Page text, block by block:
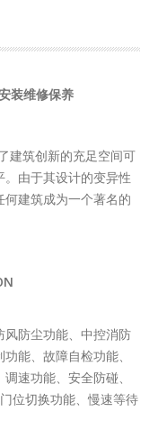
装维修保养
建筑创新的充足空间可
由于其设计的变异性
建筑成为一个著名的
防尘功能、中控消防
能、故障自检功能、
速功能、安全防碰、
位切换功能、慢速等待